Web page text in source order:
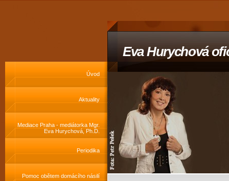
Eva Hurychová
Úvod
Aktuality
Mediace Praha - mediátorka Mgr.
Eva Hurychová, Ph.D.
Periodika
Pomoc obětem domácího násilí